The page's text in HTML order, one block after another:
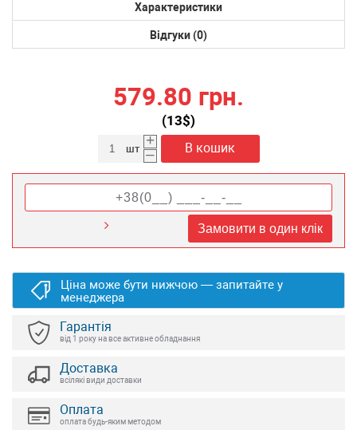
Характеристики
Відгуки (0)
579.80 грн.
(13$)
+
–
В кошик
шт
Замовити в один клік
Ціна може бути нижчою — запитайте у
менеджера
Гарантія
від 1 року на все активне обладнання
Доставка
всілякі види доставки
Оплата
оплата будь-яким методом